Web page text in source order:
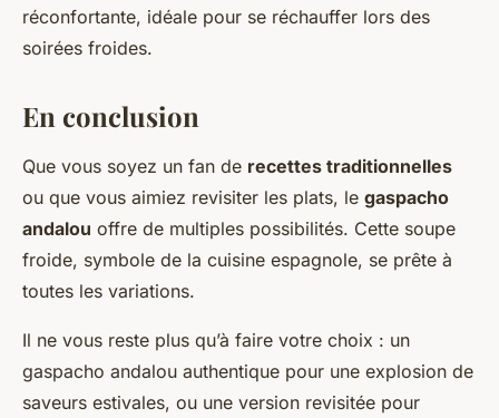
réconfortante, idéale pour se réchauffer lors des
soirées froides.
En conclusion
Que vous soyez un fan de recettes traditionnelles
ou que vous aimiez revisiter les plats, le gaspacho
andalou offre de multiples possibilités. Cette soupe
froide, symbole de la cuisine espagnole, se prête à
toutes les variations.
Il ne vous reste plus qu’à faire votre choix : un
gaspacho andalou authentique pour une explosion de
saveurs estivales, ou une version revisitée pour